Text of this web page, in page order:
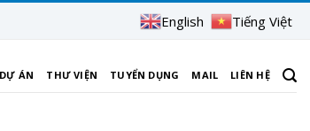
English Tiếng Việt
DỰ ÁN THƯ VIỆN TUYỂN DỤNG MAIL LIÊN HỆ